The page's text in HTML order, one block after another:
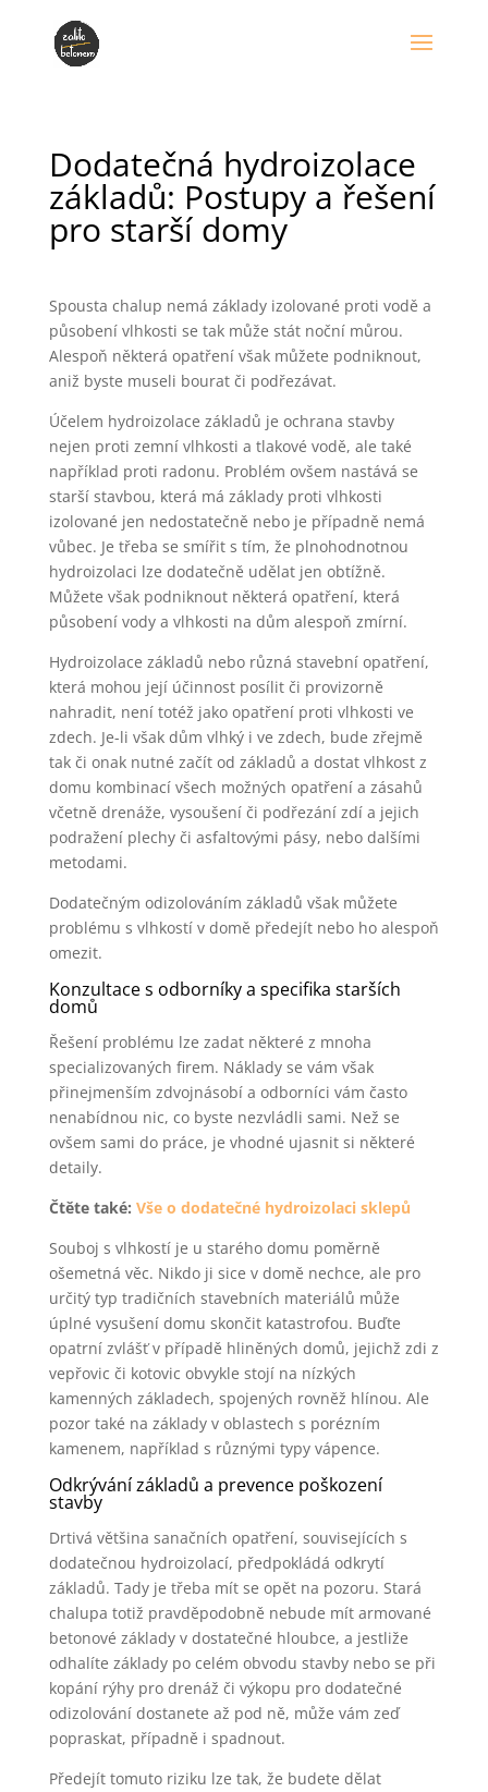
Dodatečná hydroizolace
základů: Postupy a řešení
pro starší domy
Spousta chalup nemá základy izolované proti vodě a
působení vlhkosti se tak může stát noční můrou.
Alespoň některá opatření však můžete podniknout,
aniž byste museli bourat či podřezávat.
Účelem hydroizolace základů je ochrana stavby
nejen proti zemní vlhkosti a tlakové vodě, ale také
například proti radonu. Problém ovšem nastává se
starší stavbou, která má základy proti vlhkosti
izolované jen nedostatečně nebo je případně nemá
vůbec. Je třeba se smířit s tím, že plnohodnotnou
hydroizolaci lze dodatečně udělat jen obtížně.
Můžete však podniknout některá opatření, která
působení vody a vlhkosti na dům alespoň zmírní.
Hydroizolace základů nebo různá stavební opatření,
která mohou její účinnost posílit či provizorně
nahradit, není totéž jako opatření proti vlhkosti ve
zdech. Je-li však dům vlhký i ve zdech, bude zřejmě
tak či onak nutné začít od základů a dostat vlhkost z
domu kombinací všech možných opatření a zásahů
včetně drenáže, vysoušení či podřezání zdí a jejich
podražení plechy či asfaltovými pásy, nebo dalšími
metodami.
Dodatečným odizolováním základů však můžete
problému s vlhkostí v domě předejít nebo ho alespoň
omezit.
Konzultace s odborníky a specifika starších
domů
Řešení problému lze zadat některé z mnoha
specializovaných firem. Náklady se vám však
přinejmenším zdvojnásobí a odborníci vám často
nenabídnou nic, co byste nezvládli sami. Než se
ovšem sami do práce, je vhodné ujasnit si některé
detaily.
Čtěte také: Vše o dodatečné hydroizolaci sklepů
Souboj s vlhkostí je u starého domu poměrně
ošemetná věc. Nikdo ji sice v domě nechce, ale pro
určitý typ tradičních stavebních materiálů může
úplné vysušení domu skončit katastrofou. Buďte
opatrní zvlášť v případě hliněných domů, jejichž zdi z
vepřovic či kotovic obvykle stojí na nízkých
kamenných základech, spojených rovněž hlínou. Ale
pozor také na základy v oblastech s porézním
kamenem, například s různými typy vápence.
Odkrývání základů a prevence poškození
stavby
Drtivá většina sanačních opatření, souvisejících s
dodatečnou hydroizolací, předpokládá odkrytí
základů. Tady je třeba mít se opět na pozoru. Stará
chalupa totiž pravděpodobně nebude mít armované
betonové základy v dostatečné hloubce, a jestliže
odhalíte základy po celém obvodu stavby nebo se při
kopání rýhy pro drenáž či výkopu pro dodatečné
odizolování dostanete až pod ně, může vám zeď
popraskat, případně i spadnout.
Předejít tomuto riziku lze tak, že budete dělat